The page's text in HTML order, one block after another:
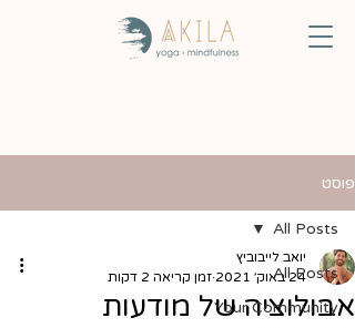
פוסט
All Posts
Your Community
All Posts
אבולוציה של מודעות
יואב לייבוביץ
24 באוק׳ 2021
זמן קריאה 2 דקות